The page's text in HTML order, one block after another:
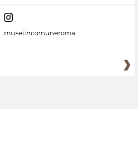
museiincomuneroma